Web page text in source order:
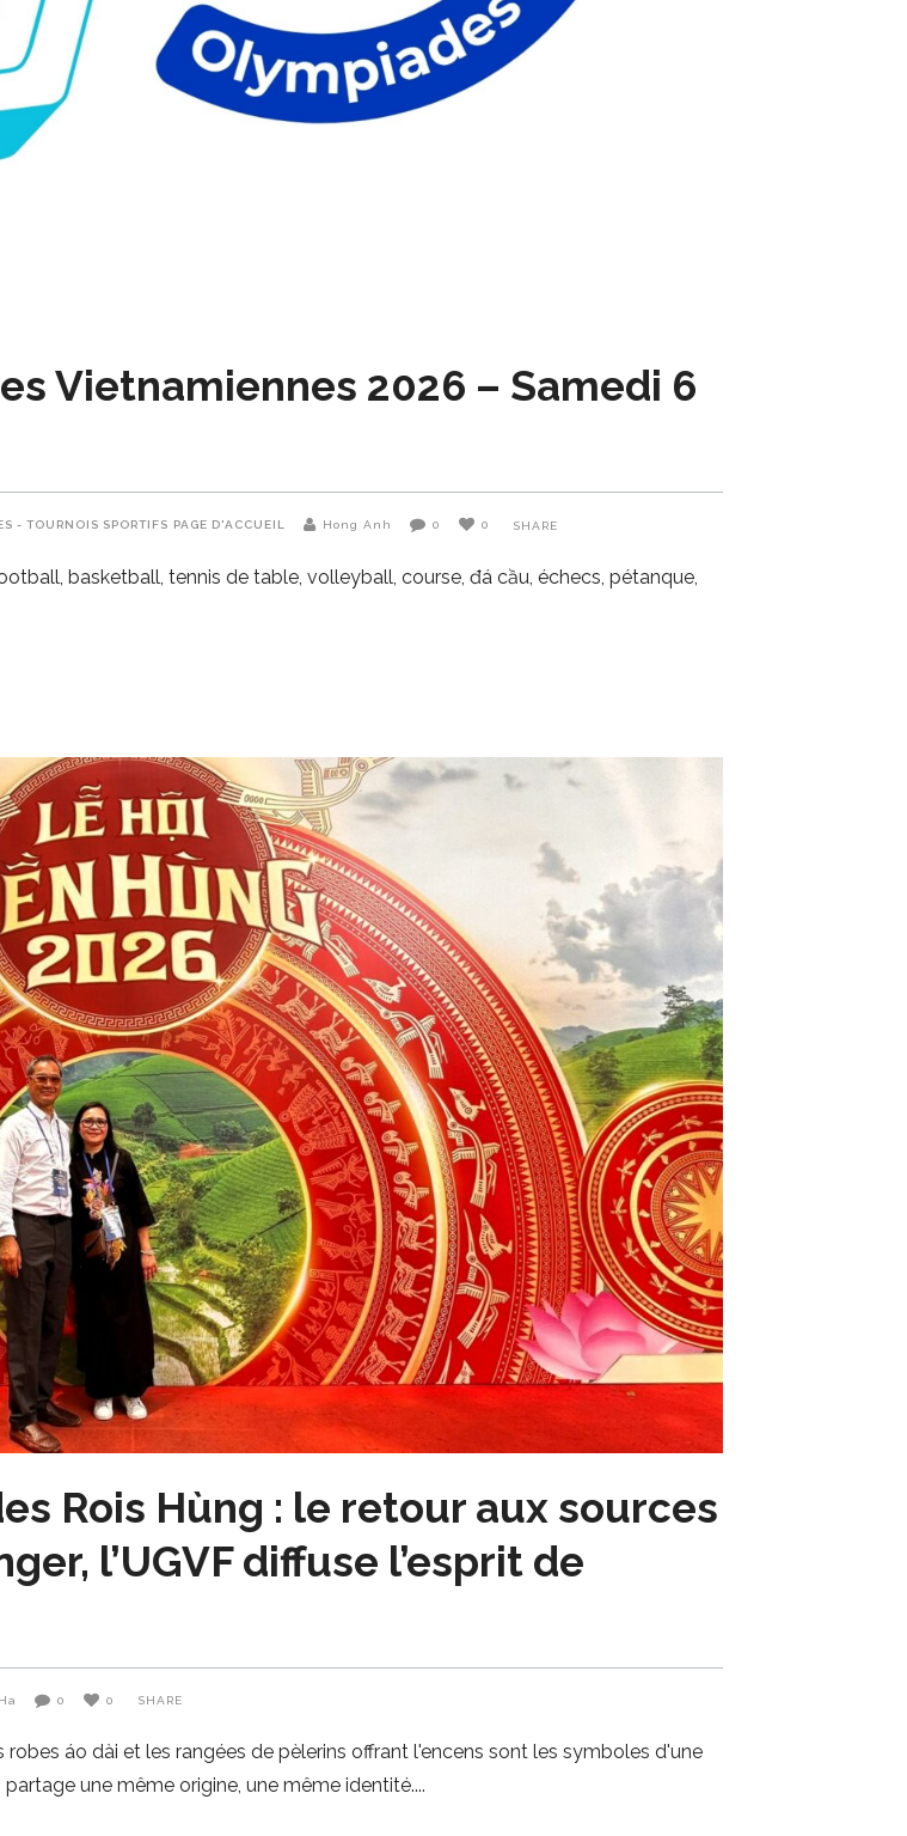
Vietnamiennes 2026 – Samedi 6
- TOURNOIS SPORTIFS PAGE D'ACCUEIL Hong Anh 0 0 SHARE
basketball, tennis de table, volleyball, course, đá cầu, échecs, pétanque,
Rois Hùng : le retour aux sources
l’UGVF diffuse l’esprit de
0 0 SHARE
áo dài et les rangées de pèlerins offrant l'encens sont les symboles d'une
une même origine, une même identité.